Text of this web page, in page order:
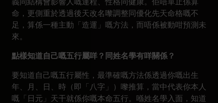
命，更側重於透過後天改名嚟調整同優化先天命格嘅不
足，算係一種主動「造運」嘅方法，而唔係被動咁預測未
來。
點樣知道自己嘅五行屬咩？同姓名學有咩關係？
要知道自己嘅五行屬性，最準確嘅方法係透過你嘅出生
年、月、日、時（即「八字」）嚟推算，當中代表你本人
嘅「日元」天干就係你嘅本命五行。喺姓名學入面，知道